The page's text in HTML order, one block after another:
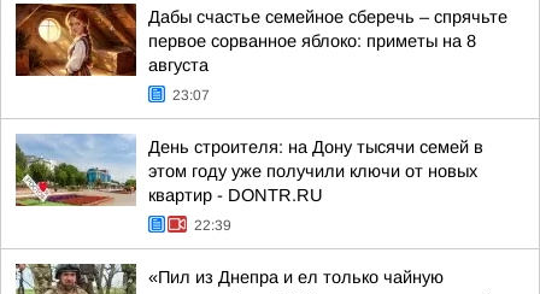
Дабы счастье семейное сберечь – спрячьте
первое сорванное яблоко: приметы на 8
августа
23:07
День строителя: на Дону тысячи семей в
этом году уже получили ключи от новых
квартир - DONTR.RU
22:39
«Пил из Днепра и ел только чайную